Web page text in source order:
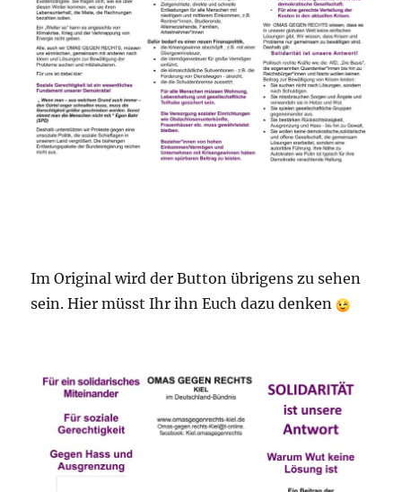
Im Original wird der Button übrigens zu sehen
sein. Hier müsst Ihr ihn Euch dazu denken